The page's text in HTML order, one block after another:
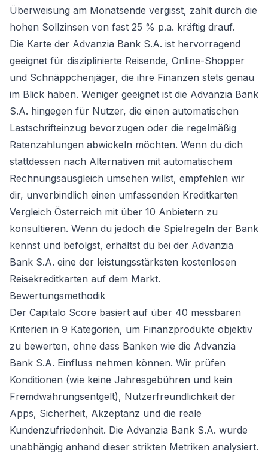
Überweisung am Monatsende vergisst, zahlt durch die
hohen Sollzinsen von fast 25 % p.a. kräftig drauf.
Die Karte der Advanzia Bank S.A. ist hervorragend
geeignet für disziplinierte Reisende, Online-Shopper
und Schnäppchenjäger, die ihre Finanzen stets genau
im Blick haben. Weniger geeignet ist die Advanzia Bank
S.A. hingegen für Nutzer, die einen automatischen
Lastschrifteinzug bevorzugen oder die regelmäßig
Ratenzahlungen abwickeln möchten. Wenn du dich
stattdessen nach Alternativen mit automatischem
Rechnungsausgleich umsehen willst, empfehlen wir
dir, unverbindlich einen umfassenden Kreditkarten
Vergleich Österreich mit über 10 Anbietern zu
konsultieren. Wenn du jedoch die Spielregeln der Bank
kennst und befolgst, erhältst du bei der Advanzia
Bank S.A. eine der leistungsstärksten kostenlosen
Reisekreditkarten auf dem Markt.
Bewertungsmethodik
Der Capitalo Score basiert auf über 40 messbaren
Kriterien in 9 Kategorien, um Finanzprodukte objektiv
zu bewerten, ohne dass Banken wie die Advanzia
Bank S.A. Einfluss nehmen können. Wir prüfen
Konditionen (wie keine Jahresgebühren und kein
Fremdwährungsentgelt), Nutzerfreundlichkeit der
Apps, Sicherheit, Akzeptanz und die reale
Kundenzufriedenheit. Die Advanzia Bank S.A. wurde
unabhängig anhand dieser strikten Metriken analysiert.